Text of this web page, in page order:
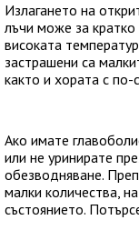
Излагането на
лъчи може за кратко
високата
застрашени са
както и хората с по-
Ако имате
или не уринирате
обезводняване.
малки количества,
състоянието.